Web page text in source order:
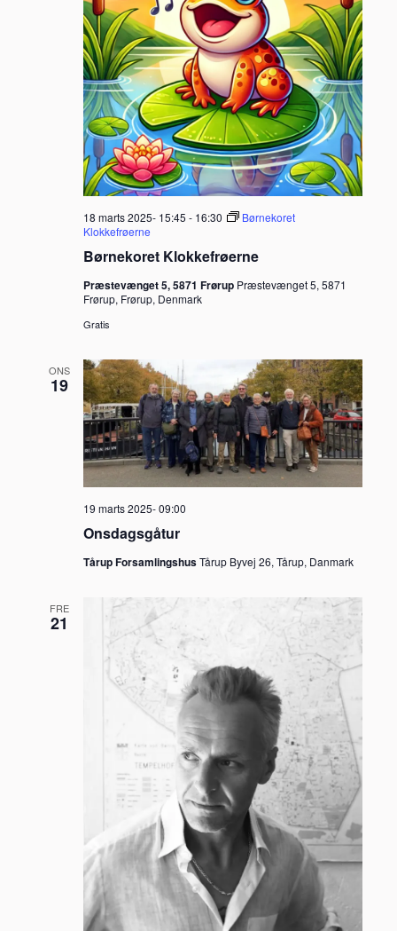
Børnekoret Klokkefrøerne
18 marts 2025- 15:45 - 16:30
Børnekoret
Klokkefrøerne
Præstevænget 5, 5871 Frørup Præstevænget 5, 5871
Frørup, Frørup, Denmark
Gratis
ONS
19
Onsdagsgåtur
19 marts 2025- 09:00
Tårup ForsamlingshusTårup Byvej 26, Tårup, Danmark
FRE
21